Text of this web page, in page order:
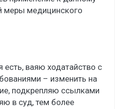
меры медицинского
есть, ваяю ходатайство с
– изменить на
подкрепляю ссылками
в суд, тем более